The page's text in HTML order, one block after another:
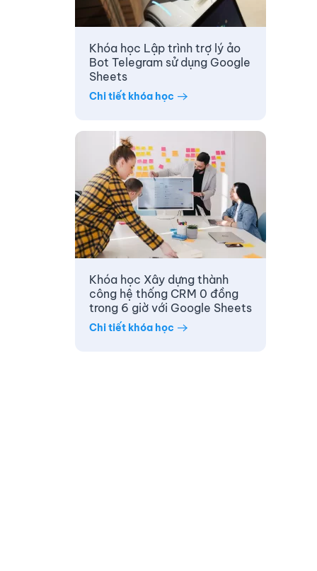
Khóa học Lập trình trợ lý ảo
Bot Telegram sử dụng Google
Sheets
Chi tiết khóa học
Khóa học Xây dựng thành
công hệ thống CRM 0 đồng
trong 6 giờ với Google Sheets
Chi tiết khóa học